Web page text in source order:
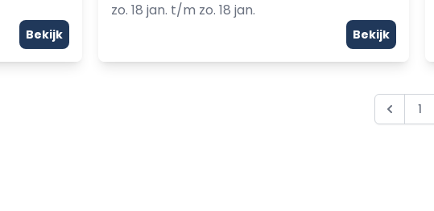
Bekijk
zo. 18 jan. t/m zo. 18 jan.
Bekijk
1